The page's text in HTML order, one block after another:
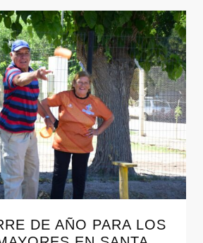
DE AÑO PARA LOS